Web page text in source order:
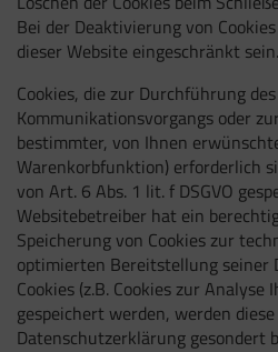
Bei der Deaktivierung von
dieser Website eingeschränkt sein.
Cookies, die zur Durchführung
Kommunikationsvorgangs oder
bestimmter, von Ihnen
Warenkorbfunktion) erforderlich
von Art. 6 Abs. 1 lit. f DSGVO
Websitebetreiber hat ein
Speicherung von Cookies zur
optimierten Bereitstellung seiner
Cookies (z.B. Cookies zur
gespeichert werden, werden
Datenschutzerklärung gesondert